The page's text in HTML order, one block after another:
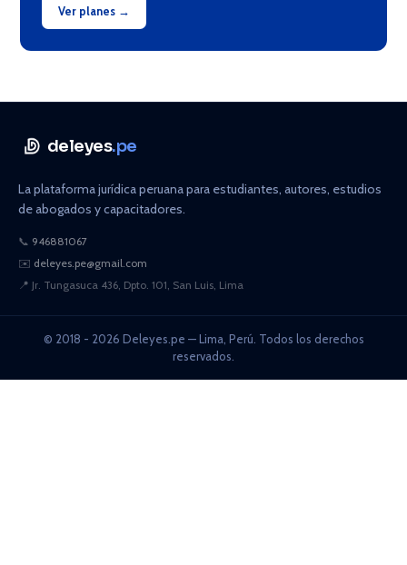
Ver planes →
deleyes.pe
La plataforma jurídica peruana para estudiantes, autores, estudios
de abogados y capacitadores.
📞 946881067
✉️ deleyes.pe@gmail.com
📍 Jr. Tungasuca 436, Dpto. 101, San Luis, Lima
© 2018 - 2026 Deleyes.pe — Lima, Perú. Todos los derechos
reservados.